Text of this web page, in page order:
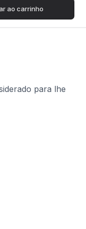
ao carrinho
para lhe